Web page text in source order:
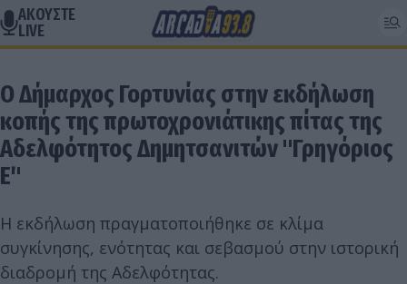
ΑΚΟΥΣΤΕ
LIVE
Ο Δήμαρχος Γορτυνίας στην εκδήλωση
κοπής της πρωτοχρονιάτικης πίτας της
Αδελφότητος Δημητσανιτών "Γρηγόριος
Ε΄"
Η εκδήλωση πραγματοποιήθηκε σε κλίμα
συγκίνησης, ενότητας και σεβασμού στην ιστορική
διαδρομή της Αδελφότητας.